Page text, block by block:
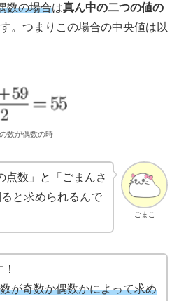
数の場合は真ん中の二つの値の
。つまりこの場合の中央値は以
数が偶数の時
ごまこ
点数」と「ごまんさ
と求められるんで
が奇数か偶数かによって求め